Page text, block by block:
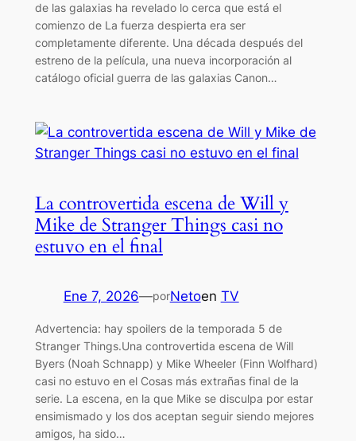
de las galaxias ha revelado lo cerca que está el
comienzo de La fuerza despierta era ser
completamente diferente. Una década después del
estreno de la película, una nueva incorporación al
catálogo oficial guerra de las galaxias Canon…
La controvertida escena de Will y
Mike de Stranger Things casi no
estuvo en el final
Ene 7, 2026—porNetoen TV
Advertencia: hay spoilers de la temporada 5 de
Stranger Things.Una controvertida escena de Will
Byers (Noah Schnapp) y Mike Wheeler (Finn Wolfhard)
casi no estuvo en el Cosas más extrañas final de la
serie. La escena, en la que Mike se disculpa por estar
ensimismado y los dos aceptan seguir siendo mejores
amigos, ha sido…